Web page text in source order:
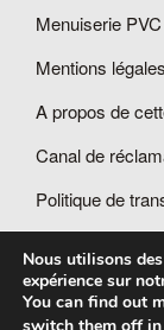
Menuiserie
Mentions légales
A propos de
Canal de
Politique de
Nous utilisons
expérience sur
You can find out